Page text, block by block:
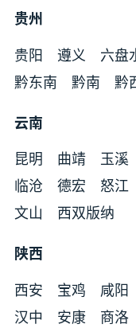
贵州
贵阳
遵义 六盘
黔东南
黔南
黔
云南
昆明
曲靖 玉溪
临沧
德宏 怒江
文山
西双版纳
陕西
西安
宝鸡 咸阳
汉中
安康
商洛